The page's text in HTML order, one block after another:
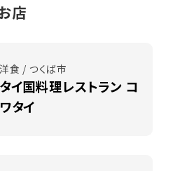
店
洋食 / つくば市
タイ国料理レストラン コ
ワタイ